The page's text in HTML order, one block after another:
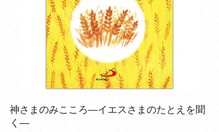
神さまのみこころ―イエスさまのたとえを聞
く―